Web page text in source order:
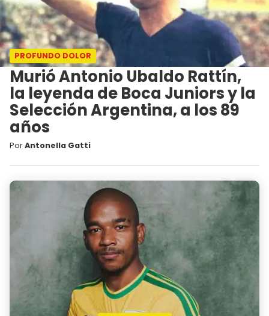
PROFUNDO DOLOR
Murió Antonio Ubaldo Rattín,
la leyenda de Boca Juniors y la
Selección Argentina, a los 89
años
PorAntonella Gatti